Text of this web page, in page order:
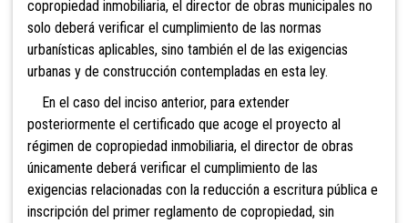
copropiedad inmobiliaria, el director de obras municipales no
solo deberá verificar el cumplimiento de las normas
urbanísticas aplicables, sino también el de las exigencias
urbanas y de construcción contempladas en esta ley.
En el caso del inciso anterior, para extender
posteriormente el certificado que acoge el proyecto al
régimen de copropiedad inmobiliaria, el director de obras
únicamente deberá verificar el cumplimiento de las
exigencias relacionadas con la reducción a escritura pública e
inscripción del primer reglamento de copropiedad, sin